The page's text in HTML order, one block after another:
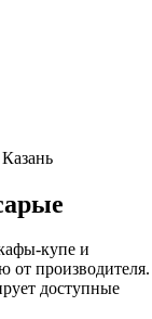
купе и
от производителя.
доступные